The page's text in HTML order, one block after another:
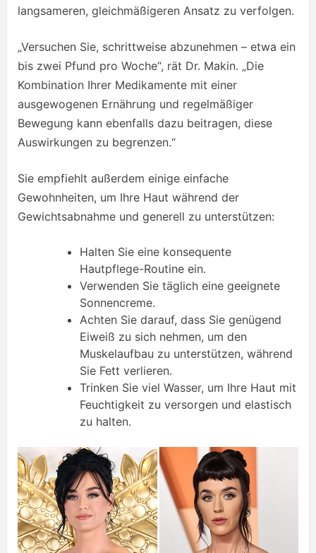
langsameren, gleichmäßigeren Ansatz zu verfolgen.
„Versuchen Sie, schrittweise abzunehmen – etwa ein
bis zwei Pfund pro Woche“, rät Dr. Makin. „Die
Kombination Ihrer Medikamente mit einer
ausgewogenen Ernährung und regelmäßiger
Bewegung kann ebenfalls dazu beitragen, diese
Auswirkungen zu begrenzen.“
Sie empfiehlt außerdem einige einfache
Gewohnheiten, um Ihre Haut während der
Gewichtsabnahme und generell zu unterstützen:
Halten Sie eine konsequente
Hautpflege-Routine ein.
Verwenden Sie täglich eine geeignete
Sonnencreme.
Achten Sie darauf, dass Sie genügend
Eiweiß zu sich nehmen, um den
Muskelaufbau zu unterstützen, während
Sie Fett verlieren.
Trinken Sie viel Wasser, um Ihre Haut mit
Feuchtigkeit zu versorgen und elastisch
zu halten.